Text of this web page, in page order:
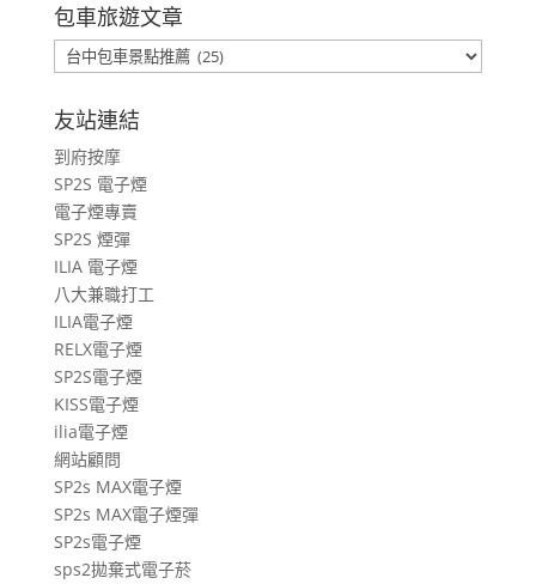
包車旅遊文章
包
車
旅
遊
文
章
友站連結
到府按摩
SP2S 電子煙
電子煙專賣
SP2S 煙彈
ILIA 電子煙
八大兼職打工
ILIA電子煙
RELX電子煙
SP2S電子煙
KISS電子煙
ilia電子煙
網站顧問
SP2s MAX電子煙
SP2s MAX電子煙彈
SP2s電子煙
sps2拋棄式電子菸